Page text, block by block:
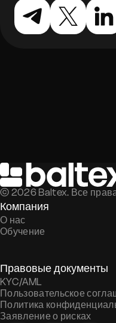
© 2026 Baltex. Все
Компания
О нас
Обучение
Правовые документы
KYC/AML
Пользовательское
Политика
Заявление о рисках